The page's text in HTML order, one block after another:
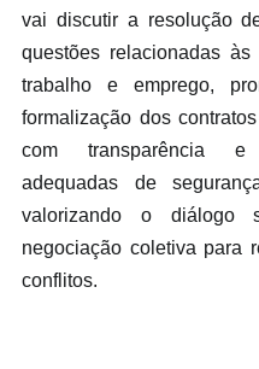
vai discutir a resolução
questões relacionadas às
trabalho e emprego,
formalização dos
com transparência e
adequadas de
valorizando o
negociação coletiva para
conflitos.